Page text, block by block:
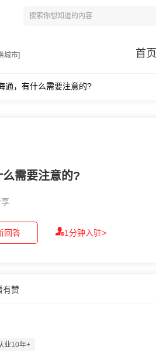
城市] 首页
通，有什么需要注意的?
么需要注意的?
1分钟入驻>
回答
有赞
业10年+